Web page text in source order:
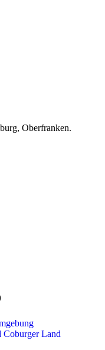
Oberfranken.
Coburger Land